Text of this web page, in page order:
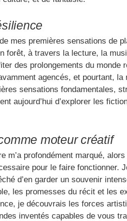
mes premières sensations de
forêt, à travers la lecture, la
des prolongements du monde
agencés, et pourtant, la
sensations fondamentales,
aujourd’hui d’explorer les
moteur créatif
profondément marqué, alors
pour le faire fonctionner.
d’en garder un souvenir
les promesses du récit et les
je découvrais les forces
inventés capables de vous